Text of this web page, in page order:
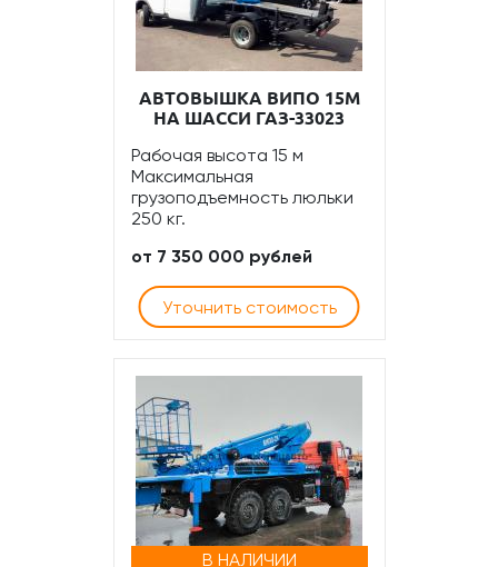
АВТОВЫШКА ВИПО 15М
НА ШАССИ ГАЗ-33023
Рабочая высота 15 м
Максимальная
грузоподъемность люльки
250 кг.
от 7 350 000 рублей
Уточнить стоимость
В НАЛИЧИИ